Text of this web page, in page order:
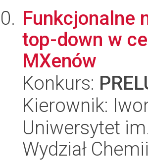
Funkcjonalne
top-down w
MXenów
Konkurs:
Kierownik:
Uniwersytet
Wydział Chemii